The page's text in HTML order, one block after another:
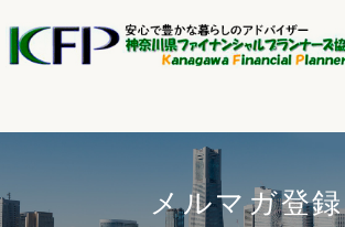
メルマガ登録